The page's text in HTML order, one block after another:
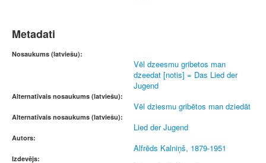
Metadati
Nosaukums (latviešu):
Vēl dzeesmu gribetos man
dzeedat [notis] = Das Lied der
Jugend
Alternatīvais nosaukums (latviešu):
Vēl dziesmu gribētos man dziedāt
Alternatīvais nosaukums (latviešu):
Lied der Jugend
Autors:
Alfrēds Kalniņš, 1879-1951
Izdevējs: